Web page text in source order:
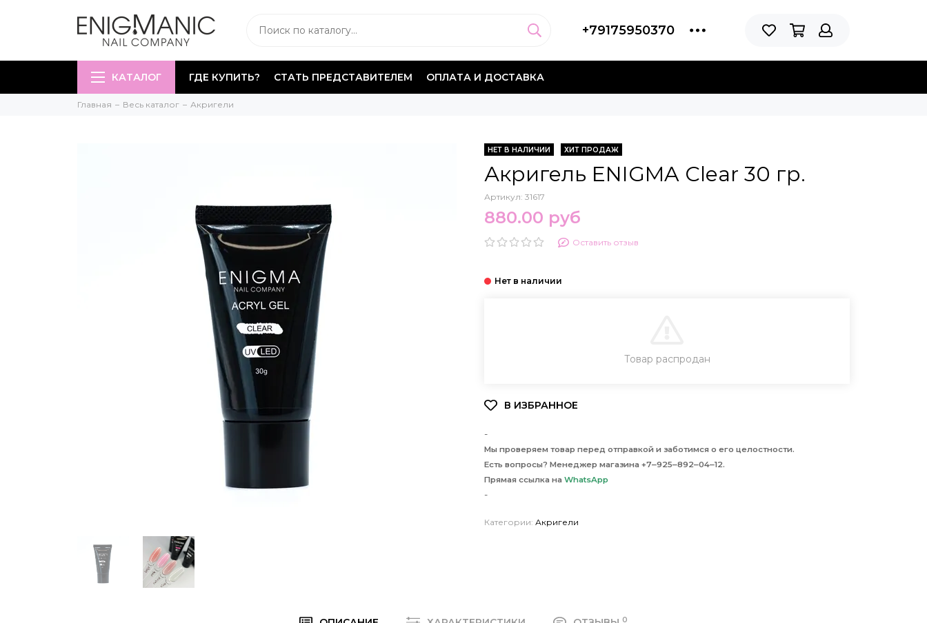
+79175950370
КАТАЛОГ ГДЕ КУПИТЬ? СТАТЬ ПРЕДСТАВИТЕЛЕМ ОПЛАТА И ДОСТАВКА
Главная Весь каталог Акригели
НЕТ В НАЛИЧИИ ХИТ ПРОДАЖ
Акригель ENIGMA Clear 30 гр.
Артикул: 31617
880.00 руб
Оставить отзыв
Товар распродан
-
Мы проверяем товар перед отправкой и заботимся о его целостности.
Есть вопросы? Менеджер магазина +7‒925‒892‒04‒12.
Прямая ссылка на WhatsApp
-
Категории: Акригели
0